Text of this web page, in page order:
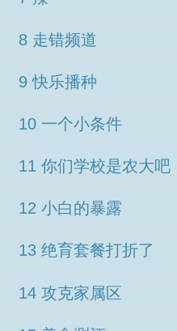
8 走错频道
9 快乐播种
10 一个小条件
11 你们学校是农大吧
12 小白的暴露
13 绝育套餐打折了
14 攻克家属区